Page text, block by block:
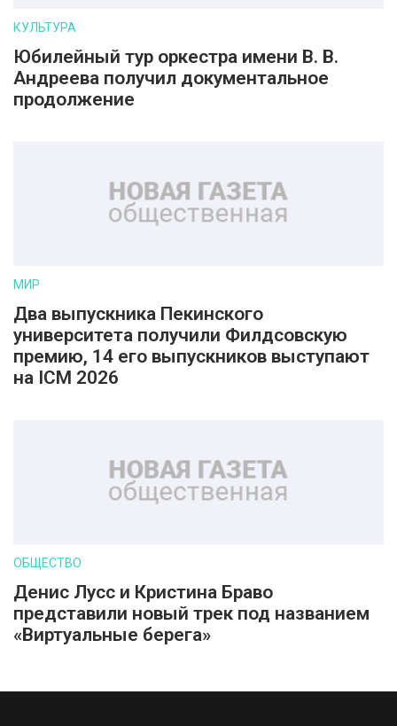
КУЛЬТУРА
Юбилейный тур оркестра имени В. В.
Андреева получил документальное
продолжение
МИР
Два выпускника Пекинского
университета получили Филдсовскую
премию, 14 его выпускников выступают
на ICM 2026
ОБЩЕСТВО
Денис Лусс и Кристина Браво
представили новый трек под названием
«Виртуальные берега»